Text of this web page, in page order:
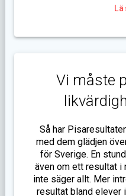
Vi måste
Så har
med dem glädjen
för Sverige. En
även om ett resultat
inte säger allt. Mer
resultat bland elever